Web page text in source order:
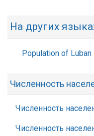
На других
Population of Luban
Численность
Численность
Численность